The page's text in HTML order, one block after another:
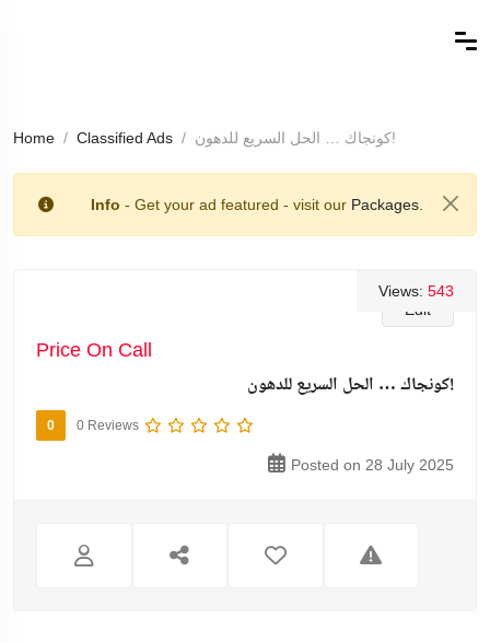
Home Classified Ads كونجاك … الحل السريع للدهون!
Info - Get your ad featured - visit our Packages.
Edit
Views: 543
Price On Call
كونجاك … الحل السريع للدهون!
0 0 Reviews
Posted on 28 July 2025